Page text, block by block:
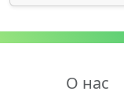
О нас